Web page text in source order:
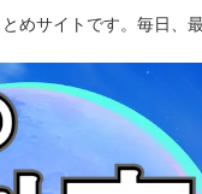
めサイトです。毎日、